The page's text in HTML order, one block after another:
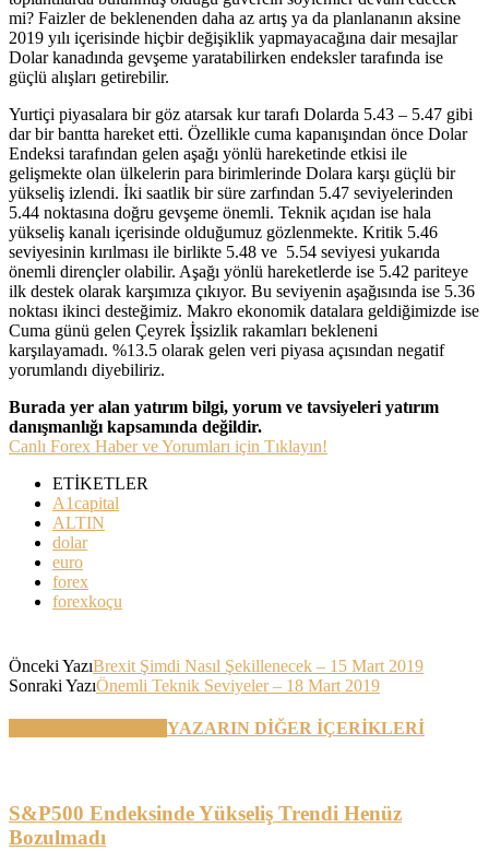
mi? Faizler de beklenenden daha az artış ya da planlananın aksine
2019 yılı içerisinde hiçbir değişiklik yapmayacağına dair mesajlar
Dolar kanadında gevşeme yaratabilirken endeksler tarafında ise
güçlü alışları getirebilir.
Yurtiçi piyasalara bir göz atarsak kur tarafı Dolarda 5.43 – 5.47 gibi
dar bir bantta hareket etti. Özellikle cuma kapanışından önce Dolar
Endeksi tarafından gelen aşağı yönlü hareketinde etkisi ile
gelişmekte olan ülkelerin para birimlerinde Dolara karşı güçlü bir
yükseliş izlendi. İki saatlik bir süre zarfından 5.47 seviyelerinden
5.44 noktasına doğru gevşeme önemli. Teknik açıdan ise hala
yükseliş kanalı içerisinde olduğumuz gözlenmekte. Kritik 5.46
seviyesinin kırılması ile birlikte 5.48 ve 5.54 seviyesi yukarıda
önemli dirençler olabilir. Aşağı yönlü hareketlerde ise 5.42 pariteye
ilk destek olarak karşımıza çıkıyor. Bu seviyenin aşağısında ise 5.36
noktası ikinci desteğimiz. Makro ekonomik datalara geldiğimizde ise
Cuma günü gelen Çeyrek İşsizlik rakamları bekleneni
karşılayamadı. %13.5 olarak gelen veri piyasa açısından negatif
yorumlandı diyebiliriz.
Burada yer alan yatırım bilgi, yorum ve tavsiyeleri yatırım
danışmanlığı kapsamında değildir.
Canlı Forex Haber ve Yorumları için Tıklayın!
ETİKETLER
A1capital
ALTIN
dolar
euro
forex
forexkoçu
Önceki YazıBrexit Şimdi Nasıl Şekillenecek – 15 Mart 2019
Sonraki YazıÖnemli Teknik Seviyeler – 18 Mart 2019
YAZARIN DİĞER İÇERİKLERİ
S&P500 Endeksinde Yükseliş Trendi Henüz
Bozulmadı